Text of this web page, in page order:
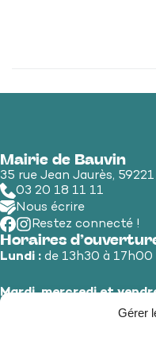
Gérer
Mairie de Bauvin
35 rue Jean Jaurès,
03 20 18 11 11
Nous écrire
Restez connecté !
Horaires
Lundi : de 13h30 à 17h00
Mardi, mercredi et
de 8h30 à 12h00 et de